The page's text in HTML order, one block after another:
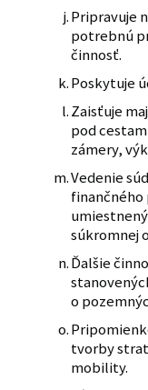
Pripravuje
potrebnú
činnosť.
Poskytuje
Zaisťuje
pod
zámery,
Vedenie
finančného
súkromnej
Ďalšie
o
tvorby
mobility.